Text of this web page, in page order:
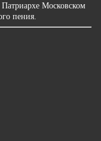
Московском
пения.